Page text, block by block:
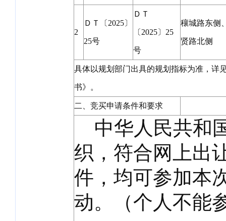
2
ＤＴ〔2025〕
25号
ＤＴ
〔2025〕25
号
穰城路东侧
贤路北侧
具体以规划部门出具的规划指标为准，详
书》。
二、竞买申请条件和要求
中华人民共和
织，符合网上出
件，均可参加本
动。（个人不能